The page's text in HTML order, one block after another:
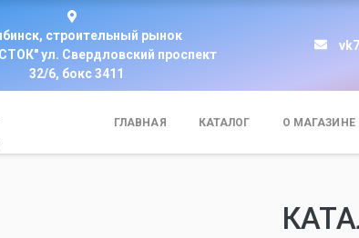
строительный рынок
ул. Свердловский проспект
32/6, бокс 3411
ГЛАВНАЯ КАТАЛОГ О МАГАЗИНЕ